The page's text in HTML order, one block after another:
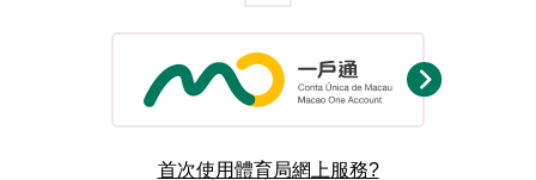
首次使用體育局網上服務?